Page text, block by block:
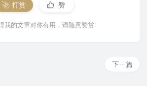
打赏 赞
我的文章对你有用，请随意赞赏
下一篇